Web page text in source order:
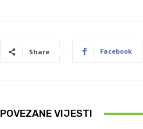
Share Facebook
POVEZANE VIJESTI